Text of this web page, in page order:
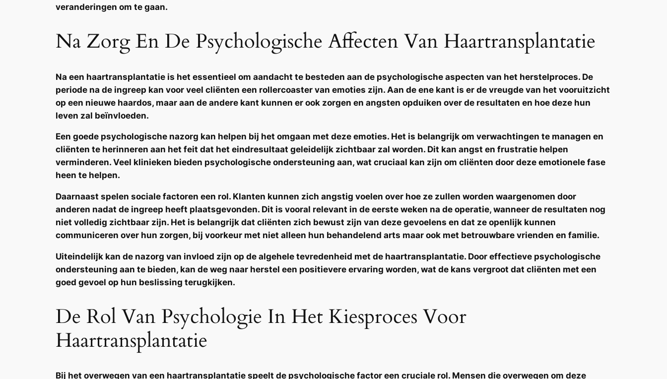
veranderingen om te gaan.
Na Zorg En De Psychologische Affecten Van Haartransplantatie
Na een haartransplantatie is het essentieel om aandacht te besteden aan de psychologische aspecten van het herstelproces. De
periode na de ingreep kan voor veel cliënten een rollercoaster van emoties zijn. Aan de ene kant is er de vreugde van het vooruitzicht
op een nieuwe haardos, maar aan de andere kant kunnen er ook zorgen en angsten opduiken over de resultaten en hoe deze hun
leven zal beïnvloeden.
Een goede psychologische nazorg kan helpen bij het omgaan met deze emoties. Het is belangrijk om verwachtingen te managen en
cliënten te herinneren aan het feit dat het eindresultaat geleidelijk zichtbaar zal worden. Dit kan angst en frustratie helpen
verminderen. Veel klinieken bieden psychologische ondersteuning aan, wat cruciaal kan zijn om cliënten door deze emotionele fase
heen te helpen.
Daarnaast spelen sociale factoren een rol. Klanten kunnen zich angstig voelen over hoe ze zullen worden waargenomen door
anderen nadat de ingreep heeft plaatsgevonden. Dit is vooral relevant in de eerste weken na de operatie, wanneer de resultaten nog
niet volledig zichtbaar zijn. Het is belangrijk dat cliënten zich bewust zijn van deze gevoelens en dat ze openlijk kunnen
communiceren over hun zorgen, bij voorkeur met niet alleen hun behandelend arts maar ook met betrouwbare vrienden en familie.
Uiteindelijk kan de nazorg van invloed zijn op de algehele tevredenheid met de haartransplantatie. Door effectieve psychologische
ondersteuning aan te bieden, kan de weg naar herstel een positievere ervaring worden, wat de kans vergroot dat cliënten met een
goed gevoel op hun beslissing terugkijken.
De Rol Van Psychologie In Het Kiesproces Voor
Haartransplantatie
Bij het overwegen van een haartransplantatie speelt de psychologische factor een cruciale rol. Mensen die overwegen om deze